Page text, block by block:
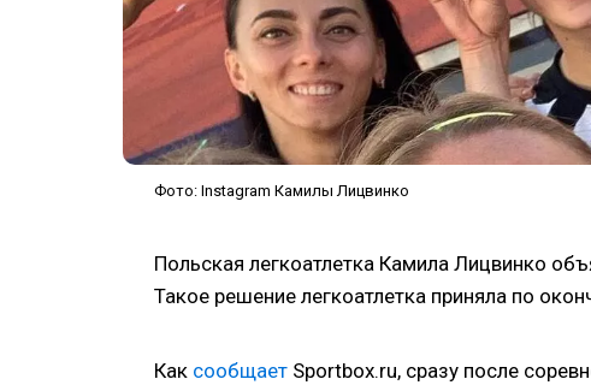
Фото: Instagram Камилы Лицвинко
Польская легкоатлетка Камила Лицвинко
Такое решение легкоатлетка приняла по
Как сообщает Sportbox.ru, сразу после